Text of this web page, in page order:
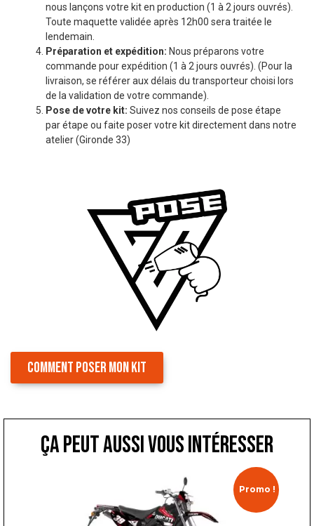
nous lançons votre kit en production (1 à 2 jours ouvrés).
Toute maquette validée après 12h00 sera traitée le
lendemain.
Préparation et expédition: Nous préparons votre
commande pour expédition (1 à 2 jours ouvrés). (Pour la
livraison, se référer aux délais du transporteur choisi lors
de la validation de votre commande).
Pose de votre kit: Suivez nos conseils de pose étape
par étape ou faite poser votre kit directement dans notre
atelier (Gironde 33)
COMMENT POSER MON KIT
ça peut aussi vous intéresser
Promo !